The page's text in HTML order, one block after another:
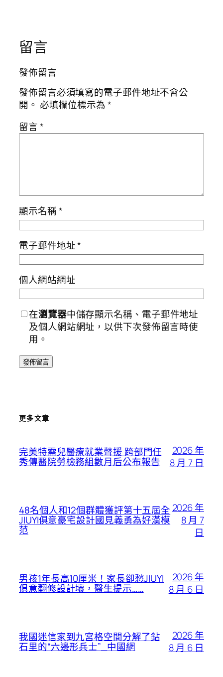
留言
發佈留言
發佈留言必須填寫的電子郵件地址不會公
開。 必填欄位標示為*
留言*
顯示名稱*
電子郵件地址*
個人網站網址
在瀏覽器中儲存顯示名稱、電子郵件地址
及個人網站網址，以供下次發佈留言時使
用。
更多文章
完美特需兒醫療就業聲援 跨部門任
秀傳醫院勞檢務組數月后公布報告
2026 年
8 月 7 日
48名個人和12個群體獲評第十五屆全
JIUYI俱意豪宅設計國見義勇為好漢模
范
2026 年
8 月 7
日
男孩1年長高10厘米！家長卻愁JIUYI
俱意翻修設計壞，醫生提示……
2026 年
8 月 6 日
我國迷信家到九宮格空間分解了鉆
石里的“六邊形兵士”_中國網
2026 年
8 月 6 日